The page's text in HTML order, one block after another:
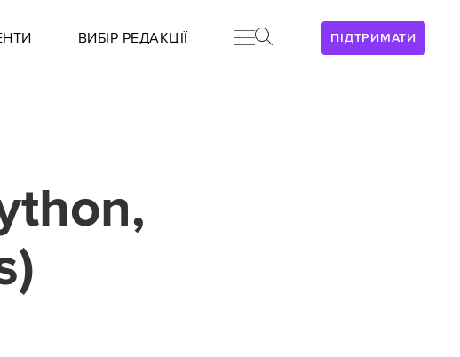
ПІДТРИМАТИ
ВИБІР РЕДАКЦІЇ